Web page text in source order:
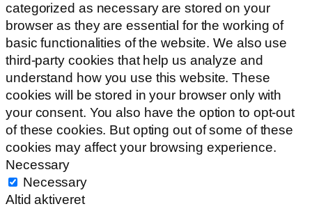
categorized as necessary are stored on your
browser as they are essential for the working of
basic functionalities of the website. We also use
third-party cookies that help us analyze and
understand how you use this website. These
cookies will be stored in your browser only with
your consent. You also have the option to opt-out
of these cookies. But opting out of some of these
cookies may affect your browsing experience.
Necessary
Necessary
Altid aktiveret